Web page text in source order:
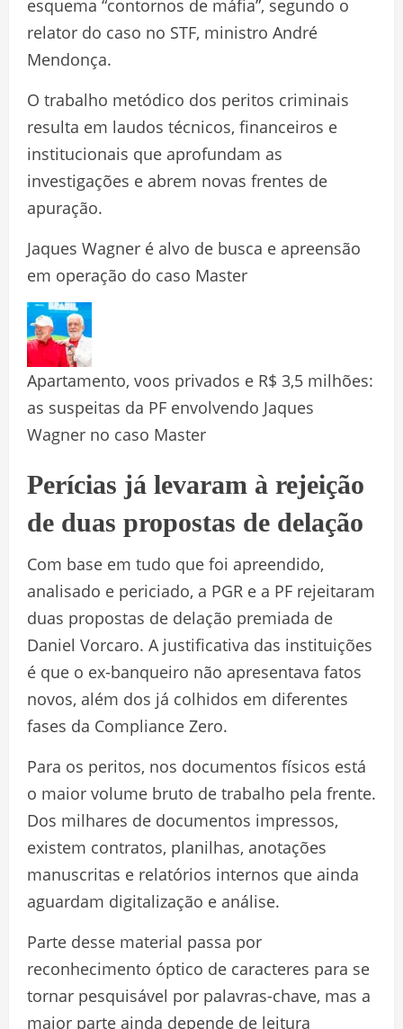
esquema “contornos de máfia”, segundo o
relator do caso no STF, ministro André
Mendonça.
O trabalho metódico dos peritos criminais
resulta em laudos técnicos, financeiros e
institucionais que aprofundam as
investigações e abrem novas frentes de
apuração.
Jaques Wagner é alvo de busca e apreensão
em operação do caso Master
Apartamento, voos privados e R$ 3,5 milhões:
as suspeitas da PF envolvendo Jaques
Wagner no caso Master
Perícias já levaram à rejeição
de duas propostas de delação
Com base em tudo que foi apreendido,
analisado e periciado, a PGR e a PF rejeitaram
duas propostas de delação premiada de
Daniel Vorcaro. A justificativa das instituições
é que o ex-banqueiro não apresentava fatos
novos, além dos já colhidos em diferentes
fases da Compliance Zero.
Para os peritos, nos documentos físicos está
o maior volume bruto de trabalho pela frente.
Dos milhares de documentos impressos,
existem contratos, planilhas, anotações
manuscritas e relatórios internos que ainda
aguardam digitalização e análise.
Parte desse material passa por
reconhecimento óptico de caracteres para se
tornar pesquisável por palavras-chave, mas a
maior parte ainda depende de leitura